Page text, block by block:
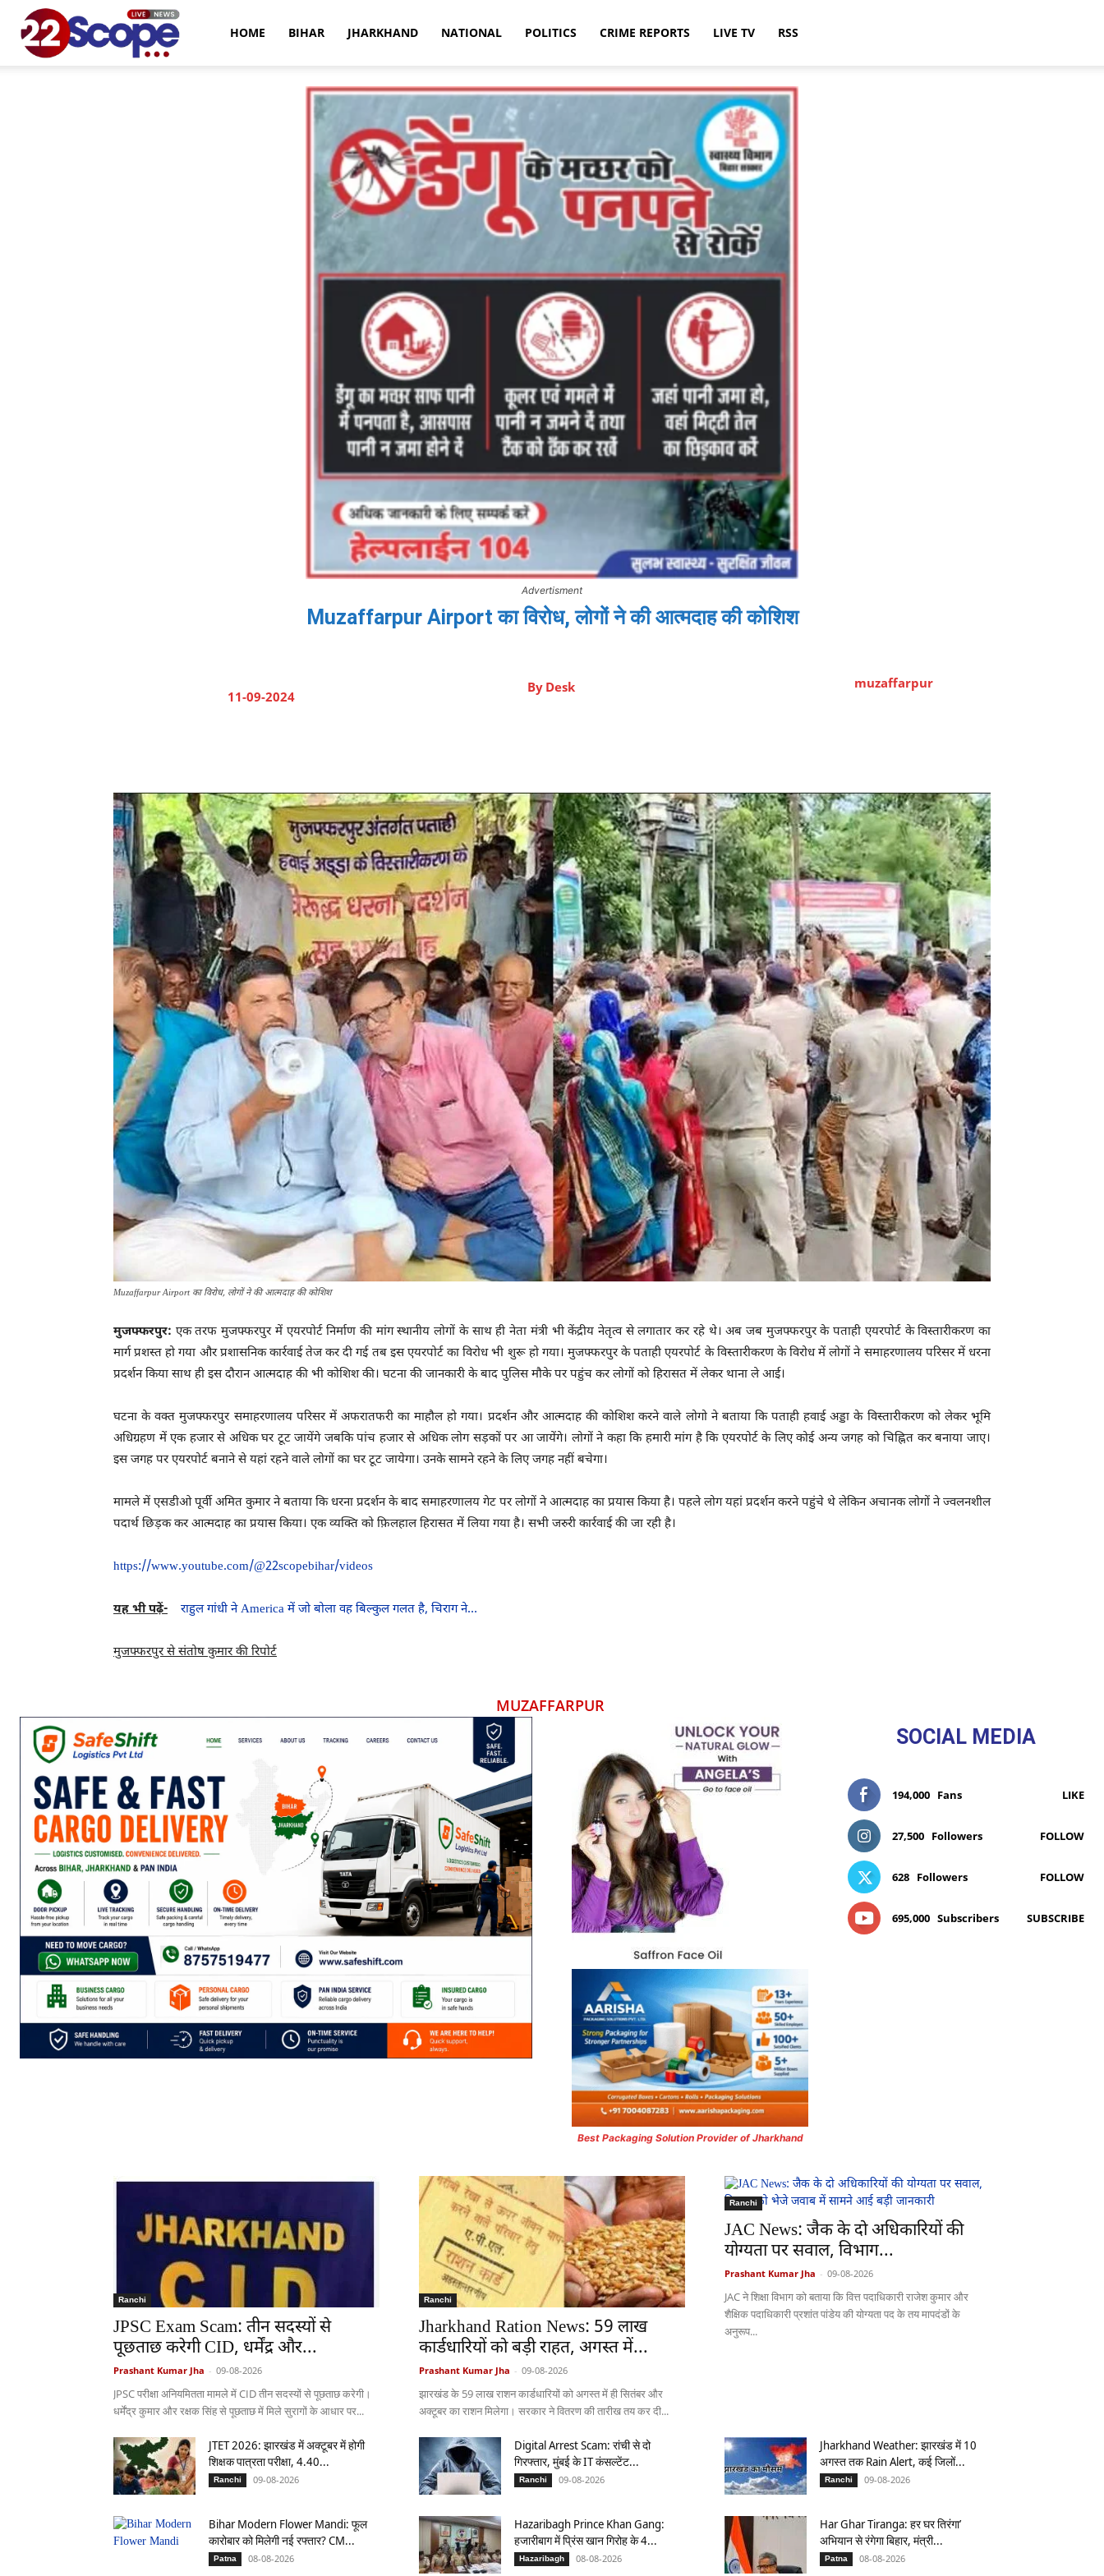
HOME BIHAR JHARKHAND NATIONAL POLITICS CRIME REPORTS LIVE TV RSS
Advertisment
Muzaffarpur Airport का विरोध, लोगों ने की आत्मदाह की कोशिश
11-09-2024
By Desk muzaffarpur
Muzaffarpur Airport का विरोध, लोगों ने की आत्मदाह की कोशिश
मुजफ्फरपुर: एक तरफ मुजफ्फरपुर में एयरपोर्ट निर्माण की मांग स्थानीय लोगों के साथ ही नेता मंत्री भी केंद्रीय नेतृत्व से लगातार कर रहे थे। अब जब मुजफ्फरपुर के पताही एयरपोर्ट के विस्तारीकरण का
मार्ग प्रशस्त हो गया और प्रशासनिक कार्रवाई तेज कर दी गई तब इस एयरपोर्ट का विरोध भी शुरू हो गया। मुजफ्फरपुर के पताही एयरपोर्ट के विस्तारीकरण के विरोध में लोगों ने समाहरणालय परिसर में धरना
प्रदर्शन किया साथ ही इस दौरान आत्मदाह की भी कोशिश की। घटना की जानकारी के बाद पुलिस मौके पर पहुंच कर लोगों को हिरासत में लेकर थाना ले आई।
घटना के वक्त मुजफ्फरपुर समाहरणालय परिसर में अफरातफरी का माहौल हो गया। प्रदर्शन और आत्मदाह की कोशिश करने वाले लोगो ने बताया कि पताही हवाई अड्डा के विस्तारीकरण को लेकर भूमि
अधिग्रहण में एक हजार से अधिक घर टूट जायेंगे जबकि पांच हजार से अधिक लोग सड़कों पर आ जायेंगे। लोगों ने कहा कि हमारी मांग है कि एयरपोर्ट के लिए कोई अन्य जगह को चिह्नित कर बनाया जाए।
इस जगह पर एयरपोर्ट बनाने से यहां रहने वाले लोगों का घर टूट जायेगा। उनके सामने रहने के लिए जगह नहीं बचेगा।
मामले में एसडीओ पूर्वी अमित कुमार ने बताया कि धरना प्रदर्शन के बाद समाहरणालय गेट पर लोगों ने आत्मदाह का प्रयास किया है। पहले लोग यहां प्रदर्शन करने पहुंचे थे लेकिन अचानक लोगों ने ज्वलनशील
पदार्थ छिड़क कर आत्मदाह का प्रयास किया। एक व्यक्ति को फ़िलहाल हिरासत में लिया गया है। सभी जरुरी कार्रवाई की जा रही है।
https://www.youtube.com/@22scopebihar/videos
यह भी पढ़ें- राहुल गांधी ने America में जो बोला वह बिल्कुल गलत है, चिराग ने…
मुजफ्फरपुर से संतोष कुमार की रिपोर्ट
MUZAFFARPUR
Best Packaging Solution Provider of Jharkhand
SOCIAL MEDIA
194,000 Fans LIKE
27,500 Followers FOLLOW
628 Followers FOLLOW
695,000 Subscribers SUBSCRIBE
Ranchi
JPSC Exam Scam: तीन सदस्यों से
पूछताछ करेगी CID, धर्मेंद्र और...
Prashant Kumar Jha - 09-08-2026
JPSC परीक्षा अनियमितता मामले में CID तीन सदस्यों से पूछताछ करेगी।
धर्मेंद्र कुमार और रक्षक सिंह से पूछताछ में मिले सुरागों के आधार पर...
Ranchi
Jharkhand Ration News: 59 लाख
कार्डधारियों को बड़ी राहत, अगस्त में...
Prashant Kumar Jha - 09-08-2026
झारखंड के 59 लाख राशन कार्डधारियों को अगस्त में ही सितंबर और
अक्टूबर का राशन मिलेगा। सरकार ने वितरण की तारीख तय कर दी...
Ranchi
JAC News: जैक के दो अधिकारियों की
योग्यता पर सवाल, विभाग...
Prashant Kumar Jha - 09-08-2026
JAC ने शिक्षा विभाग को बताया कि वित्त पदाधिकारी राजेश कुमार और
शैक्षिक पदाधिकारी प्रशांत पांडेय की योग्यता पद के तय मापदंडों के
अनुरूप...
JTET 2026: झारखंड में अक्टूबर में होगी
शिक्षक पात्रता परीक्षा, 4.40...
Ranchi 09-08-2026
Digital Arrest Scam: रांची से दो
गिरफ्तार, मुंबई के IT कंसल्टेंट...
Ranchi 09-08-2026
Jharkhand Weather: झारखंड में 10
अगस्त तक Rain Alert, कई जिलों...
Ranchi 09-08-2026
Bihar Modern Flower Mandi: फूल
कारोबार को मिलेगी नई रफ्तार? CM...
Patna 08-08-2026
Hazaribagh Prince Khan Gang:
हजारीबाग में प्रिंस खान गिरोह के 4...
Hazaribagh 08-08-2026
Har Ghar Tiranga: हर घर तिरंगा’
अभियान से रंगेगा बिहार, मंत्री...
Patna 08-08-2026